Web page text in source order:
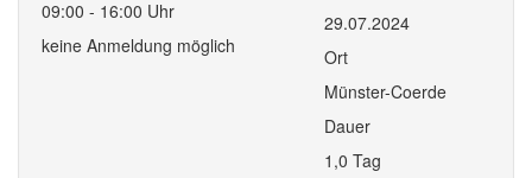
09:00 - 16:00 Uhr
keine Anmeldung möglich
29.07.2024
Ort
Münster-Coerde
Dauer
1,0 Tag